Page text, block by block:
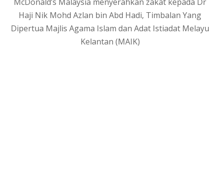
Haji Nik Mohd Azlan bin Abd Hadi, Timbalan Yang
Dipertua Majlis Agama Islam dan Adat Istiadat Melayu
Kelantan (MAIK)